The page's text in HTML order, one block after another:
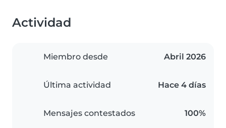
Actividad
Miembro desde Abril 2026
Última actividad Hace 4 días
Mensajes contestados 100%